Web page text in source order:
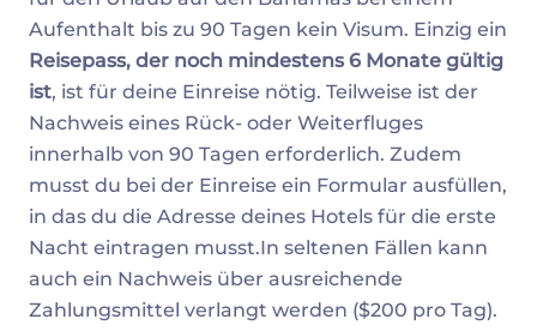
Aufenthalt bis zu 90 Tagen kein Visum. Einzig ein
Reisepass, der noch mindestens 6 Monate gültig
ist, ist für deine Einreise nötig. Teilweise ist der
Nachweis eines Rück- oder Weiterfluges
innerhalb von 90 Tagen erforderlich. Zudem
musst du bei der Einreise ein Formular ausfüllen,
in das du die Adresse deines Hotels für die erste
Nacht eintragen musst.In seltenen Fällen kann
auch ein Nachweis über ausreichende
Zahlungsmittel verlangt werden ($200 pro Tag).